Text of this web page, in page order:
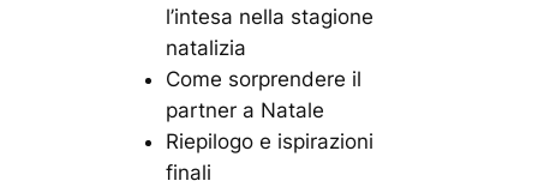
l’intesa nella stagione
natalizia
Come sorprendere il
partner a Natale
Riepilogo e ispirazioni
finali